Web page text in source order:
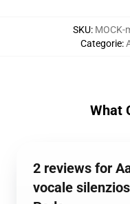
SKU: MOCK-
Categorie:
What
2 reviews for
vocale